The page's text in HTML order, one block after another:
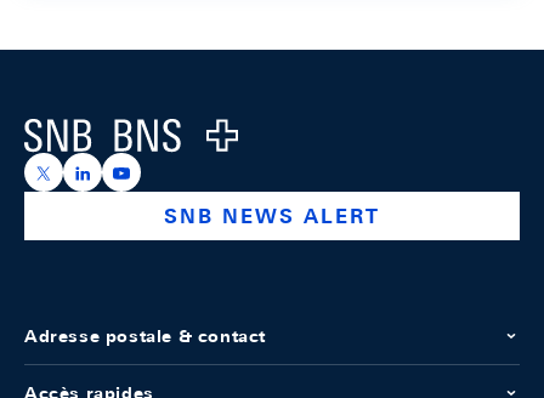
Logo
https://x.com/snb_bns
https://ch.linkedin.com/company/swiss-national-
https://www.youtube.com/@swissnationalbank
SNB NEWS ALERT
Adresse postale & contact
Accès rapides